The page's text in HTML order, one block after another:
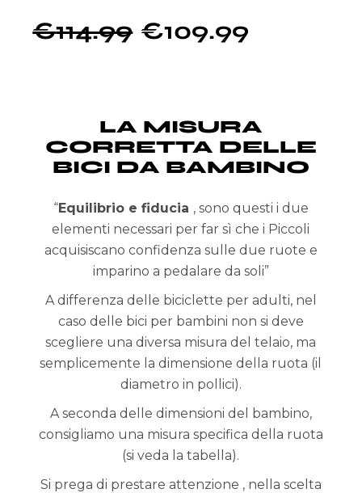
€114.99 €109.99
LA MISURA
CORRETTA DELLE
BICI DA BAMBINO
“Equilibrio e fiducia , sono questi i due
elementi necessari per far sì che i Piccoli
acquisiscano confidenza sulle due ruote e
imparino a pedalare da soli”
A differenza delle biciclette per adulti, nel
caso delle bici per bambini non si deve
scegliere una diversa misura del telaio, ma
semplicemente la dimensione della ruota (il
diametro in pollici).
A seconda delle dimensioni del bambino,
consigliamo una misura specifica della ruota
(si veda la tabella).
Si prega di prestare attenzione , nella scelta